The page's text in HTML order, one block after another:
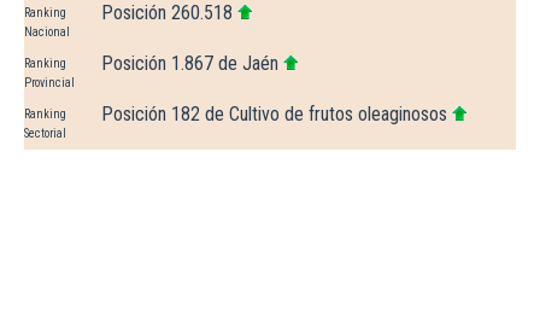
Ranking
Nacional
Posición 260.518
Ranking
Provincial
Posición 1.867 de Jaén
Ranking
Sectorial
Posición 182 de Cultivo de frutos oleaginosos